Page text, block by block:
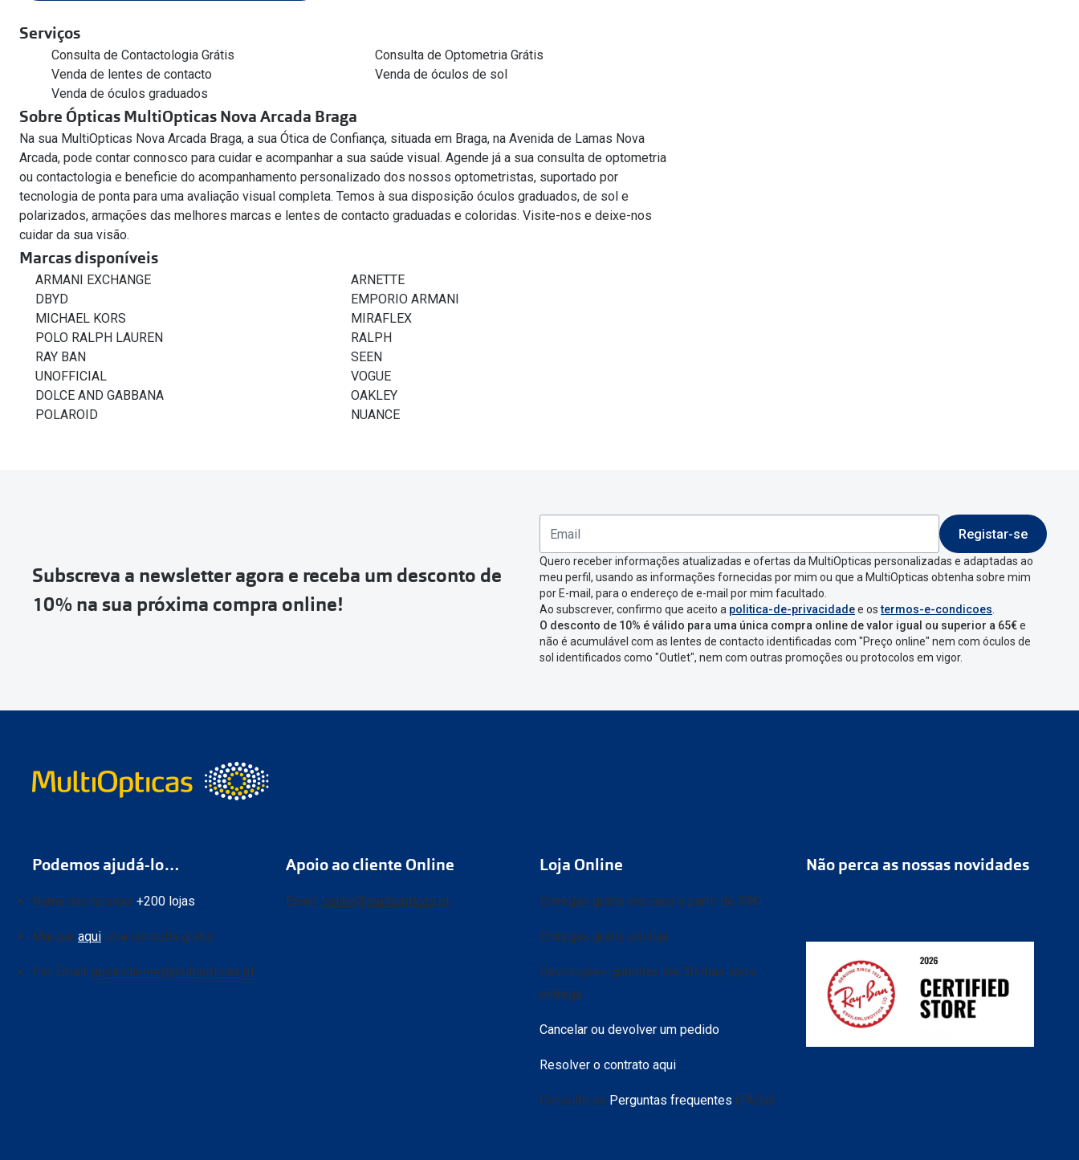
Serviços
Consulta de Contactologia Grátis
Consulta de Optometria Grátis
Venda de lentes de contacto
Venda de óculos de sol
Venda de óculos graduados
Sobre Ópticas MultiOpticas Nova Arcada Braga
Na sua MultiOpticas Nova Arcada Braga, a sua Ótica de Confiança, situada em Braga, na Avenida de Lamas Nova
Arcada, pode contar connosco para cuidar e acompanhar a sua saúde visual. Agende já a sua consulta de optometria
ou contactologia e beneficie do acompanhamento personalizado dos nossos optometristas, suportado por
tecnologia de ponta para uma avaliação visual completa. Temos à sua disposição óculos graduados, de sol e
polarizados, armações das melhores marcas e lentes de contacto graduadas e coloridas. Visite-nos e deixe-nos
cuidar da sua visão.
Marcas disponíveis
ARMANI EXCHANGE
ARNETTE
DBYD
EMPORIO ARMANI
MICHAEL KORS
MIRAFLEX
POLO RALPH LAUREN
RALPH
RAY BAN
SEEN
UNOFFICIAL
VOGUE
DOLCE AND GABBANA
OAKLEY
POLAROID
NUANCE
Subscreva a newsletter agora e receba um desconto de
10% na sua próxima compra online!
Registar-se
Quero receber informações atualizadas e ofertas da MultiOpticas personalizadas e adaptadas ao
meu perfil, usando as informações fornecidas por mim ou que a MultiOpticas obtenha sobre mim
por E-mail, para o endereço de e-mail por mim facultado.
Ao subscrever, confirmo que aceito a politica-de-privacidadee ostermos-e-condicoes.
O desconto de 10% é válido para uma única compra online de valor igual ou superior a 65€e
não é acumulável com as lentes de contacto identificadas com "Preço online" nem com óculos de
sol identificados como "Outlet", nem com outras promoções ou protocolos em vigor.
Podemos ajudá-lo…
Numa das nossas +200 lojas
Marque aqui uma consulta grátis
Por Email: apoiocliente@multiopticas.pt
Apoio ao cliente Online
Email: online@multiopticas.pt
Loja Online
Entregas grátis em casa a partir de 39€
Entregas grátis em loja
Devoluções gratuitas até 30 dias após
entrega
Cancelar ou devolver um pedido
Resolver o contrato aqui
Consulte as Perguntas frequentes (FAQs)
Não perca as nossas novidades